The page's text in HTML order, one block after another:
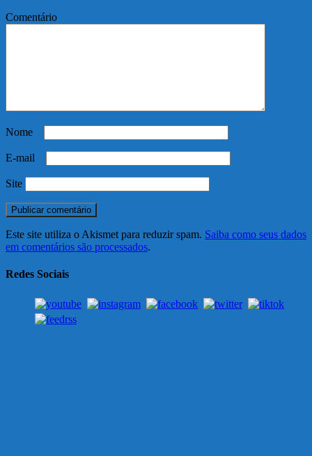
Comentário
Nome
E-mail
Site
Este site utiliza o Akismet para reduzir spam. Saiba como seus dados
em comentários são processados.
Redes Sociais